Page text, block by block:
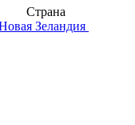
Страна
Зеландия